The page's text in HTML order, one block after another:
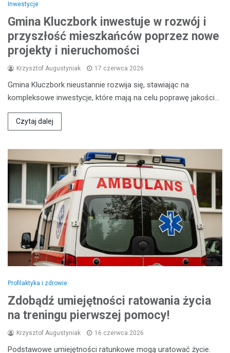
Inwestycje
Gmina Kluczbork inwestuje w rozwój i
przyszłość mieszkańców poprzez nowe
projekty i nieruchomości
Krzysztof Augustyniak 17 czerwca 2026
Gmina Kluczbork nieustannie rozwija się, stawiając na
kompleksowe inwestycje, które mają na celu poprawę jakości…
Czytaj dalej
Profilaktyka i zdrowie
Zdobądź umiejętności ratowania życia
na treningu pierwszej pomocy!
Krzysztof Augustyniak 16 czerwca 2026
Podstawowe umiejętności ratunkowe mogą uratować życie.